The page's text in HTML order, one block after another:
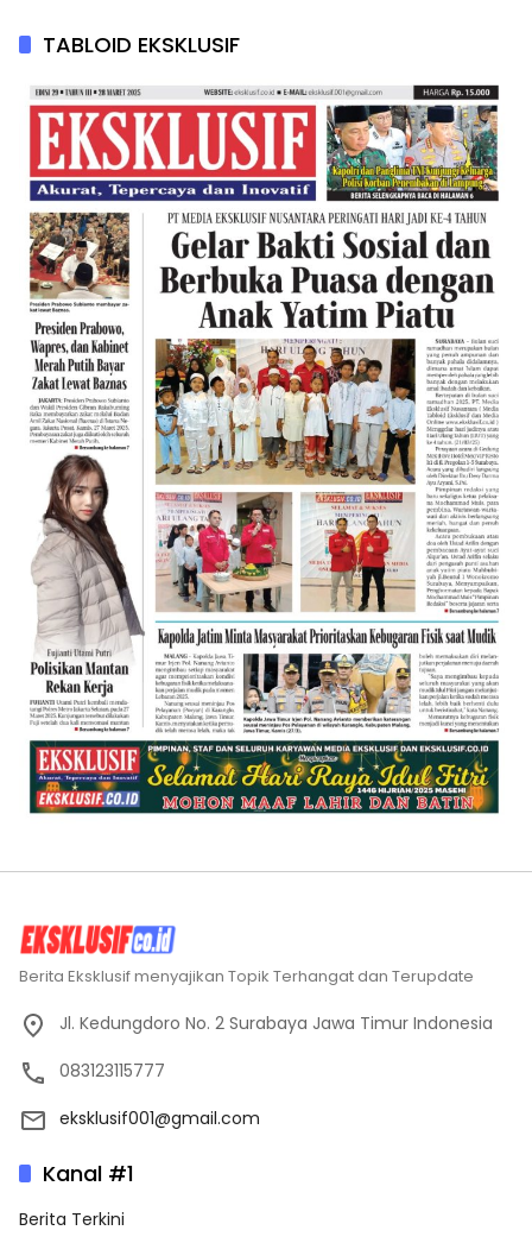
TABLOID EKSKLUSIF
Berita Eksklusif menyajikan Topik Terhangat dan Terupdate
Jl. Kedungdoro No. 2 Surabaya Jawa Timur Indonesia
083123115777
eksklusif001@gmail.com
Kanal #1
Berita Terkini